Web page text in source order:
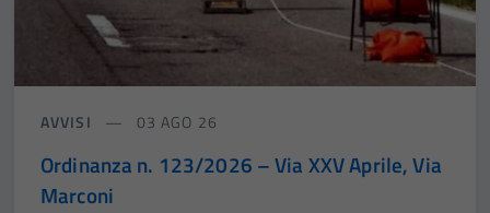
AVVISI 03 AGO 26
Ordinanza n. 123/2026 – Via XXV Aprile, Via
Marconi